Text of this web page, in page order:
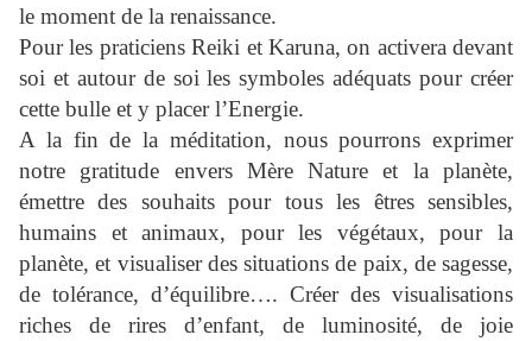
le moment de la renaissance.
Pour les praticiens Reiki et Karuna, on activera devant
soi et autour de soi les symboles adéquats pour créer
cette bulle et y placer l’Energie.
A la fin de la méditation, nous pourrons exprimer
notre gratitude envers Mère Nature et la planète,
émettre des souhaits pour tous les êtres sensibles,
humains et animaux, pour les végétaux, pour la
planète, et visualiser des situations de paix, de sagesse,
de tolérance, d’équilibre…. Créer des visualisations
riches de rires d’enfant, de luminosité, de joie